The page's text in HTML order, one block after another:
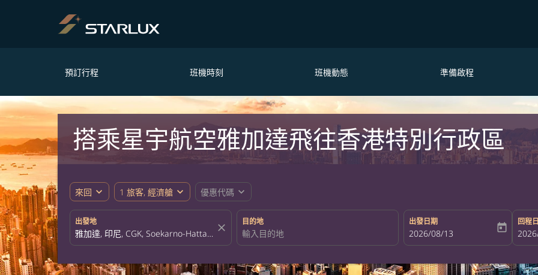
預訂行程 班機時刻 班機動態 準備啟程
搭乘星宇航空雅加達飛往香港特別行政區
來回 expand_more 1 旅客, 經濟艙 expand_more 優惠代碼 expand_more
出發地
close
目的地 出發日期
fc-booking-departure-date-aria-
2026/08/13 today
回程
fc-